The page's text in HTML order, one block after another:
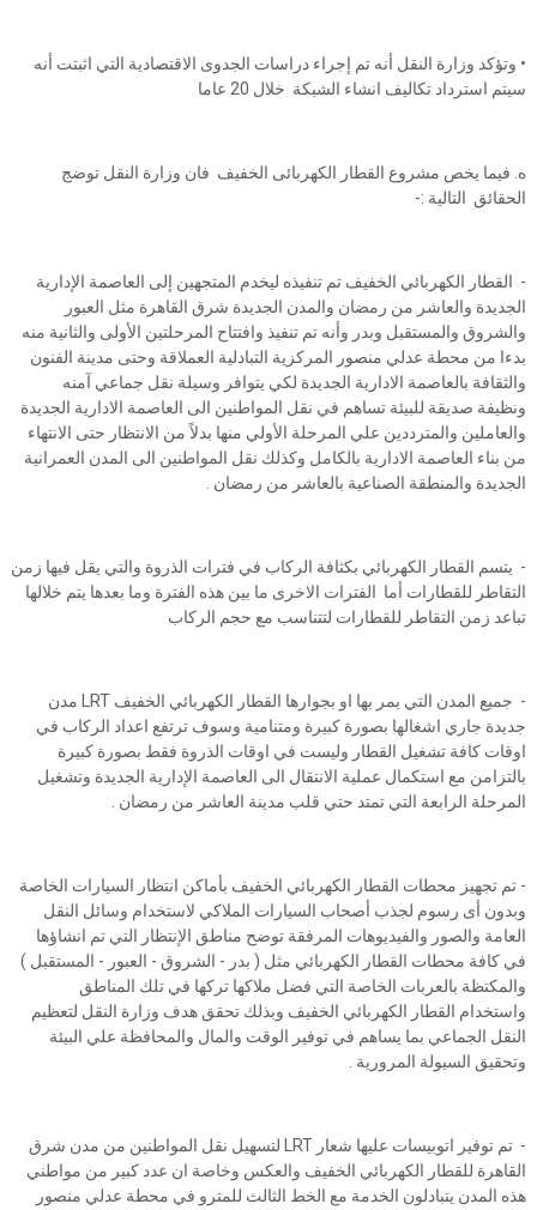
• وتؤكد وزارة النقل أنه تم إجراء دراسات الجدوى الاقتصادية التي اثبتت أنه
سيتم استرداد تكاليف انشاء الشبكة خلال 20 عاما
ه. فيما يخص مشروع القطار الكهربائى الخفيف فان وزارة النقل توضج
الحقائق التالية :-
- القطار الكهربائي الخفيف تم تنفيذه ليخدم المتجهين إلى العاصمة الإدارية
الجديدة والعاشر من رمضان والمدن الجديدة شرق القاهرة مثل العبور
والشروق والمستقبل وبدر وأنه تم تنفيذ وافتتاح المرحلتين الأولى والثانية منه
بدءا من محطة عدلي منصور المركزية التبادلية العملاقة وحتى مدينة الفنون
والثقافة بالعاصمة الادارية الجديدة لكي يتوافر وسيلة نقل جماعي آمنه
ونظيفة صديقة للبيئة تساهم في نقل المواطنين الى العاصمة الادارية الجديدة
والعاملين والمترددين علي المرحلة الأولي منها بدلاً من الانتظار حتى الانتهاء
من بناء العاصمة الادارية بالكامل وكذلك نقل المواطنين الى المدن العمرانية
الجديدة والمنطقة الصناعية بالعاشر من رمضان .
- يتسم القطار الكهربائي بكثافة الركاب في فترات الذروة والتي يقل فيها زمن
التقاطر للقطارات أما الفترات الاخرى ما بين هذه الفترة وما بعدها يتم خلالها
تباعد زمن التقاطر للقطارات لتتناسب مع حجم الركاب
- جميع المدن التي يمر بها او بجوارها القطار الكهربائي الخفيف LRT مدن
جديدة جاري اشغالها بصورة كبيرة ومتنامية وسوف ترتفع اعداد الركاب في
اوقات كافة تشغيل القطار وليست في اوقات الذروة فقط بصورة كبيرة
بالتزامن مع استكمال عملية الانتقال الى العاصمة الإدارية الجديدة وتشغيل
المرحلة الرابعة التي تمتد حتي قلب مدينة العاشر من رمضان .
- تم تجهيز محطات القطار الكهربائي الخفيف بأماكن انتظار السيارات الخاصة
وبدون أى رسوم لجذب أصحاب السيارات الملاكي لاستخدام وسائل النقل
العامة والصور والفيديوهات المرفقة توضح مناطق الإنتظار التي تم انشاؤها
في كافة محطات القطار الكهربائي مثل ( بدر - الشروق - العبور - المستقبل )
والمكتظة بالعربات الخاصة التي فضل ملاكها تركها في تلك المناطق
واستخدام القطار الكهربائي الخفيف وبذلك تحقق هدف وزارة النقل لتعظيم
النقل الجماعي بما يساهم في توفير الوقت والمال والمحافظة علي البيئة
وتحقيق السيولة المرورية .
- تم توفير اتوبيسات عليها شعار LRT لتسهيل نقل المواطنين من مدن شرق
القاهرة للقطار الكهربائي الخفيف والعكس وخاصة ان عدد كبير من مواطني
هذه المدن يتبادلون الخدمة مع الخط الثالث للمترو في محطة عدلي منصور